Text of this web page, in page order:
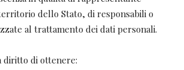
dello Stato, di responsabili o
al trattamento dei dati personali.
diritto di ottenere: